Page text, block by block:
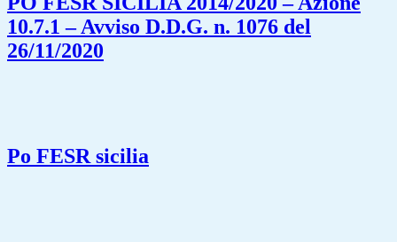
10.7.1 – Avviso D.D.G. n. 1076 del
26/11/2020
Po FESR sicilia